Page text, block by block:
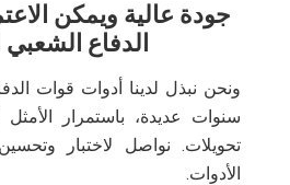
جودة عالية ويمكن
الدفاع الشعبي
ونحن نبذل لدينا أدوات قوات
سنوات عديدة، باستمرار
تحويلات. نواصل لاختبار
الأدوات.